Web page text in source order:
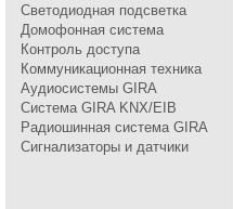
Светодиодная подсветка
Домофонная система
Контроль доступа
Коммуникационная техника
Аудиосистемы GIRA
Система GIRA KNX/EIB
Радиошинная система GIRA
Сигнализаторы и датчики